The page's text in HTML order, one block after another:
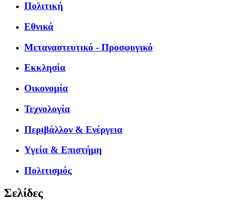
Πολιτική
Εθνικά
Μεταναστευτικό - Προσφυγικό
Εκκλησία
Οικονομία
Τεχνολογία
Περιβάλλον & Ενέργεια
Υγεία & Επιστήμη
Πολιτισμός
Σελίδες